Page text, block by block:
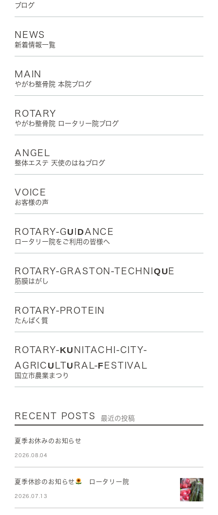
ブログ
NEWS
新着情報一覧
MAIN
やがわ整骨院 本院ブログ
ROTARY
やがわ整骨院 ロータリー院ブログ
ANGEL
整体エステ 天使のはねブログ
VOICE
お客様の声
ROTARY-GUIDANCE
ロータリー院をご利用の皆様へ
ROTARY-GRASTON-TECHNIQUE
筋膜はがし
ROTARY-PROTEIN
たんぱく質
ROTARY-KUNITACHI-CITY-
AGRICULTURAL-FESTIVAL
国立市農業まつり
RECENT POSTS 最近の投稿
夏季お休みのお知らせ
2026.08.04
夏季休診のお知らせ ロータリー院
2026.07.13